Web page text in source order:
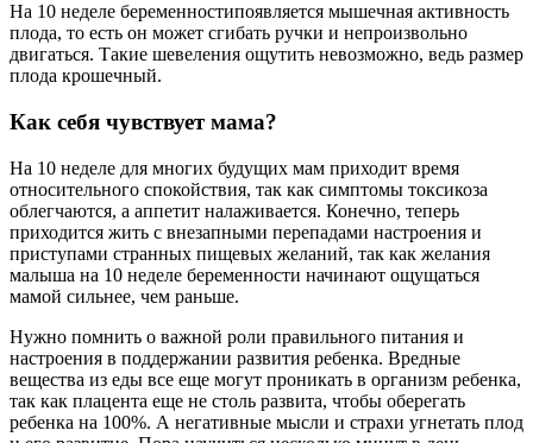
На 10 неделе беременностипоявляется мышечная активность
плода, то есть он может сгибать ручки и непроизвольно
двигаться. Такие шевеления ощутить невозможно, ведь размер
плода крошечный.
Как себя чувствует мама?
На 10 неделе для многих будущих мам приходит время
относительного спокойствия, так как симптомы токсикоза
облегчаются, а аппетит налаживается. Конечно, теперь
приходится жить с внезапными перепадами настроения и
приступами странных пищевых желаний, так как желания
малыша на 10 неделе беременности начинают ощущаться
мамой сильнее, чем раньше.
Нужно помнить о важной роли правильного питания и
настроения в поддержании развития ребенка. Вредные
вещества из еды все еще могут проникать в организм ребенка,
так как плацента еще не столь развита, чтобы оберегать
ребенка на 100%. А негативные мысли и страхи угнетать плод